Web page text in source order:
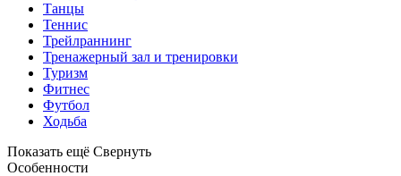
Танцы
Теннис
Трейлраннинг
Тренажерный зал и тренировки
Туризм
Фитнес
Футбол
Ходьба
Показать ещё Свернуть
Особенности